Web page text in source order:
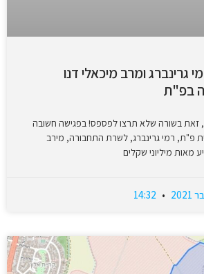
גרינברג ומרב מיכאלי דנו
בפ"ת
זאת בשורה שלא תרצו לפספס! בפגישה חשובה
פ"ת, רמי גרינברג, לשרת התחבורה, מירב
מאות מיליוני שקלים